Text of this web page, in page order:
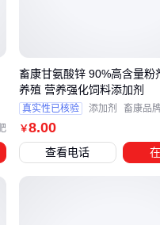
对于集约化
量，但长期
然原料为主
基础配方
￥8.00
畜康甘氨酸锌 90%高含量粉
养殖 营养强化饲料添加剂
真实性已核验 添加剂 畜康品
查看电话